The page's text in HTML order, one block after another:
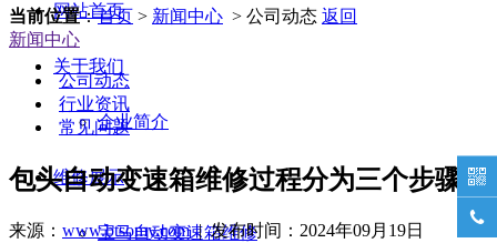
网站首页
关于我们
企业简介
维修展示
宝马自动变速箱维修
当前位置：首页 > 新闻中心 > 公司动态 返回
新闻中心
公司动态
行业资讯
常见问题
包头自动变速箱维修过程分为三个步骤
来源： www.btsomy.com| 发布时间：2024年09月19日

